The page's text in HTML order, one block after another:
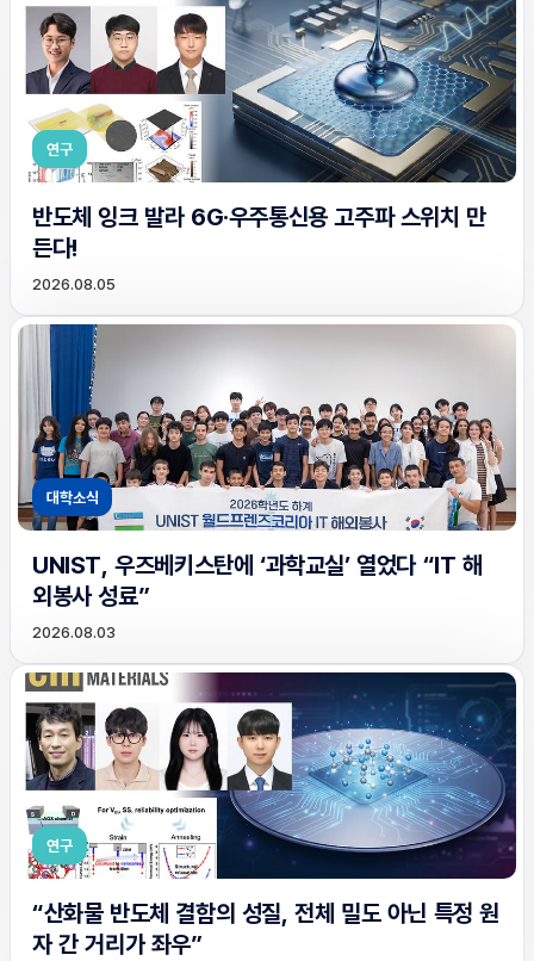
연구
반도체 잉크 발라 6G·우주통신용 고주파 스위치 만
든다!
2026.08.05
대학소식
UNIST, 우즈베키스탄에 ‘과학교실’ 열었다 “IT 해
외봉사 성료”
2026.08.03
연구
“산화물 반도체 결함의 성질, 전체 밀도 아닌 특정 원
자 간 거리가 좌우”